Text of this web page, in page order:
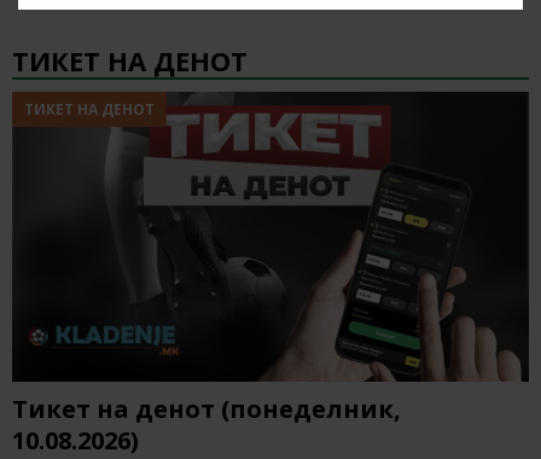
ТИКЕТ НА ДЕНОТ
ТИКЕТ НА ДЕНОТ
Тикет на денот (понеделник,
10.08.2026)